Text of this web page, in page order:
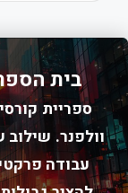
בית
ספריית
וולפנר.
עבודה